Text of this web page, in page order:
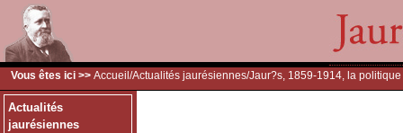
Vous êtes ici >> Accueil /Actualités jaurésiennes/Jaur?s, 1859-1914, la
Actualités
jaurésiennes